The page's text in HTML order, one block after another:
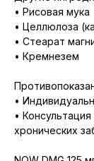
• Рисовая мука
• Целлюлоза
• Стеарат
• Кремнезем
•
•
хронических